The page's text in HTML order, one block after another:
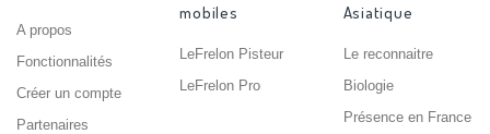
A propos
Fonctionnalités
Créer un compte
Partenaires
mobiles
LeFrelon Pisteur
LeFrelon Pro
Asiatique
Le reconnaitre
Biologie
Présence en France